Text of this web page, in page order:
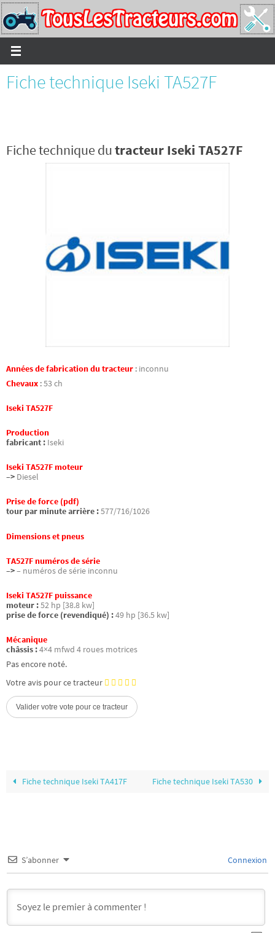
Passer
vers
le
contenu
Fiche technique Iseki TA527F
Fiche technique dutracteur Iseki TA527F
Années de fabrication du tracteur : inconnu
Chevaux :53 ch
Iseki TA527F
Production
fabricant : Iseki
Iseki TA527F moteur
–> Diesel
Prise de force (pdf)
tour par minute arrière :577/716/1026
Dimensions et pneus
TA527F numéros de série
–>– numéros de série inconnu
Iseki TA527F puissance
moteur :52 hp [38.8 kw]
prise de force (revendiqué) :49 hp [36.5 kw]
Mécanique
châssis :4×4 mfwd 4 roues motrices
Pas encore noté.
Votre avis pour ce tracteur
Fiche technique Iseki TA417F Fiche technique Iseki TA530
S’abonner Connexion